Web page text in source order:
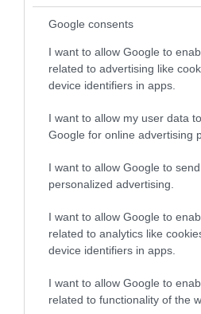
Google consents
I want to allow Google to
related to advertising like
device identifiers in apps.
I want to allow my user data
Google for online advertising
I want to allow Google to
personalized advertising.
I want to allow Google to
related to analytics like
device identifiers in apps.
I want to allow Google to
related to functionality of the
Ζευγάρι επιγονατίδες
εργασίας Beta
b078000500
14,04 €
Αγορά